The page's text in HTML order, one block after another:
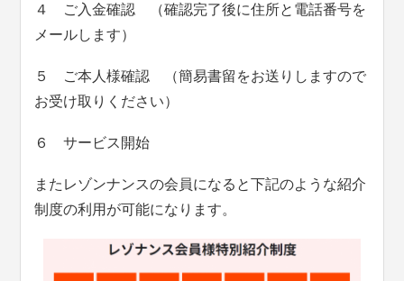
４ ご入金確認 （確認完了後に住所と電話番号を
メールします）
５ ご本人様確認 （簡易書留をお送りしますので
お受け取りください）
６ サービス開始
またレゾンナンスの会員になると下記のような紹介
制度の利用が可能になります。